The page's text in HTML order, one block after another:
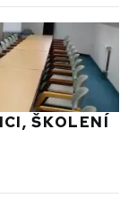
ŠKOLENÍ